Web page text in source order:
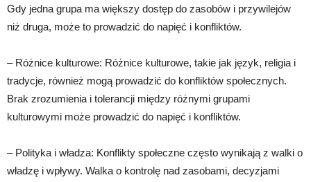
Gdy jedna grupa ma większy dostęp do zasobów i przywilejów
niż druga, może to prowadzić do napięć i konfliktów.
– Różnice kulturowe: Różnice kulturowe, takie jak język, religia i
tradycje, również mogą prowadzić do konfliktów społecznych.
Brak zrozumienia i tolerancji między różnymi grupami
kulturowymi może prowadzić do napięć i konfliktów.
– Polityka i władza: Konflikty społeczne często wynikają z walki o
władzę i wpływy. Walka o kontrolę nad zasobami, decyzjami